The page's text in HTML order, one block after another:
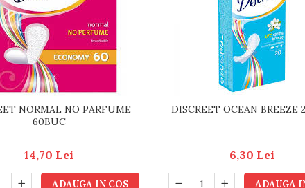
NORMAL NO PARFUME
60BUC
14,70 Lei
ADAUGA IN COS
DISCREET OCEAN BREEZE
6,30 Lei
ADAUGA